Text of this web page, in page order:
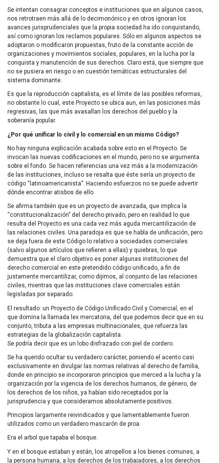
Se intentan consagrar conceptos e instituciones que en algunos casos,
nos retrotraen más allá de lo decimonónico y en otros ignoran los
avances jurisprudenciales que la propia sociedad ha ido conquistando,
así como ignoran los reclamos populares. Sólo en algunos aspectos se
adoptaron o modificaron propuestas, fruto de la constante acción de
organizaciones y movimientos sociales, populares, en la lucha por la
conquista y manutención de sus derechos. Claro está, que siempre que
no se pusiera en riesgo o en cuestión temáticas estructurales del
sistema dominante.
Es que la reproducción capitalista, es el límite de las posibles reformas,
no obstante lo cual, este Proyecto se ubica aun, en las posiciones más
regresivas, las que más avasallan los derechos del pueblo y la
soberanía popular.
¿Por qué unificar lo civil y lo comercial en un mismo Código?
No hay ninguna explicación acabada sobre esto en el Proyecto. Se
invocan las nuevas codificaciones en el mundo, pero no se argumenta
sobre el fondo. Se hacen referencias una vez más a la modernización
de las instituciones, incluso se resalta que éste sería un proyecto de
código “latinoamericanista”. Haciendo esfuerzos no se puede advertir
dónde encontrar atisbos de ello.
Se afirma también que es un proyecto de avanzada, que implica la
“constitucionalización” del derecho privado, pero en realidad lo que
resulta del Proyecto es una cada vez más aguda mercantilización de
las relaciones civiles. Una paradoja es que se habla de unificación, pero
se deja fuera de este Código lo relativo a sociedades comerciales
(salvo algunos artículos que refieren a ellas) y quiebras, lo que
demuestra que el claro objetivo es poner algunas instituciones del
derecho comercial en este pretendido código unificado, a fin de
justamente mercantilizar, como dijimos, al conjunto de las relaciones
civiles, mientras que las instituciones clave comerciales están
legisladas por separado.
El resultado: un Proyecto de Código Unificado Civil y Comercial, en el
que domina la llamada lex mercatoria, del que podemos decir que en su
conjunto, tributa a las empresas multinacionales, que refuerza las
estrategias de la globalización capitalista.
Se podría decir que es un lobo disfrazado con piel de cordero.
Se ha querido ocultar su verdadero carácter, poniendo el acento casi
exclusivamente en divulgar las normas relativas al derecho de familia,
donde en principio se incorporaron principios que merced a la lucha y la
organización por la vigencia de los derechos humanos, de género, de
los derechos de los niños, ya habían sido receptados por la
jurisprudencia y que consideramos absolutamente positivos.
Principios largamente reivindicados y que lamentablemente fueron
utilizados como un verdadero mascarón de proa.
Era el arbol que tapaba el bosque.
Y en el bosque estaban y están, los atropellos a los bienes comunes, a
la persona humana, a los derechos de los trabajadores, a los derechos